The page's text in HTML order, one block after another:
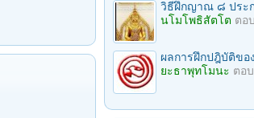
วิธีฝึกญาณ ๘ ประก
นโมโพธิสัตโต ตอบ
ผลการฝึกปฎิบัติขอ
ยะธาพุทโมนะ ตอบ